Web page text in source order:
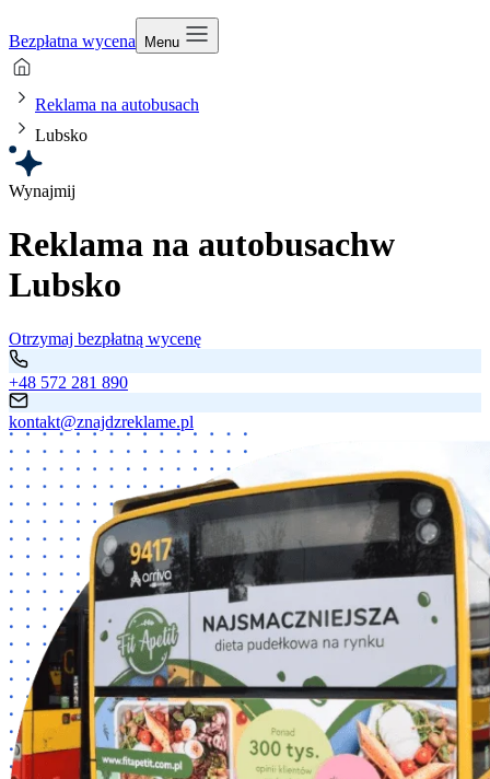
Bezpłatna wycena Menu
Reklama na autobusach
Lubsko
Wynajmij
Reklama na autobusachw
Lubsko
Otrzymaj bezpłatną wycenę
+48 572 281 890
kontakt@znajdzreklame.pl